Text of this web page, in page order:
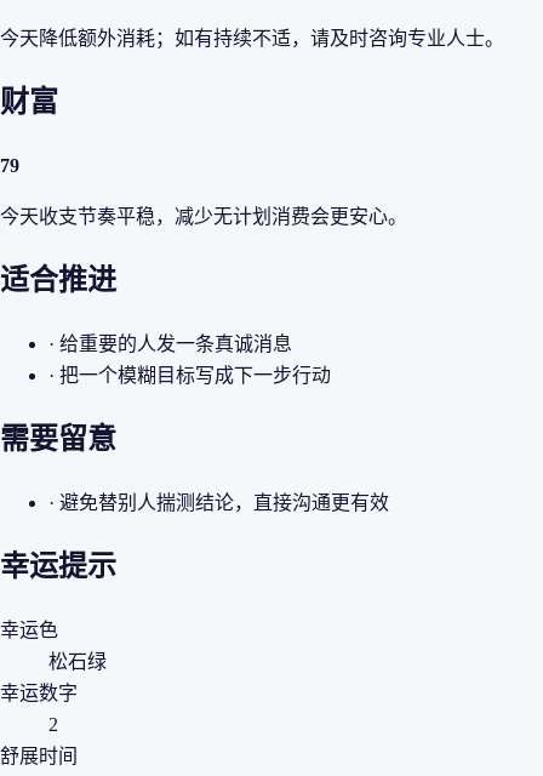
今天降低额外消耗；如有持续不适，请及时咨询专业人士。
财富
79
今天收支节奏平稳，减少无计划消费会更安心。
适合推进
· 给重要的人发一条真诚消息
· 把一个模糊目标写成下一步行动
需要留意
· 避免替别人揣测结论，直接沟通更有效
幸运提示
幸运色
松石绿
幸运数字
2
舒展时间